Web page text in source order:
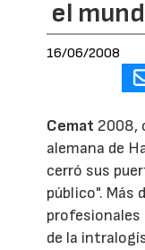
el
16/06/2008
Cemat 2008,
alemana de
cerró sus
público". Más
profesionales
de la